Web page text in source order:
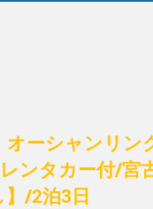
オーシャンリ
ンタカー付/宮
/2泊3日